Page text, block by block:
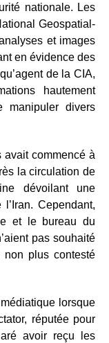
nationale. Les
Geospatial-
et images
en évidence des
de la CIA,
hautement
manipuler divers
avait commencé à
la circulation de
dévoilant une
Cependant,
et le bureau du
pas souhaité
non plus contesté
lorsque
réputée pour
avoir reçu les